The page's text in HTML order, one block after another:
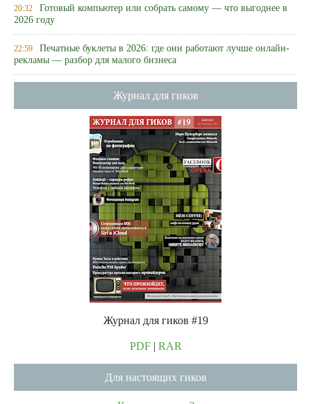
20:32 Готовый компьютер или собрать самому — что выгоднее в
2026 году
22:59 Печатные буклеты в 2026: где они работают лучше онлайн-
рекламы — разбор для малого бизнеса
Журнал для гиков
Журнал для гиков #19
PDF| RAR
Для настоящих гиков